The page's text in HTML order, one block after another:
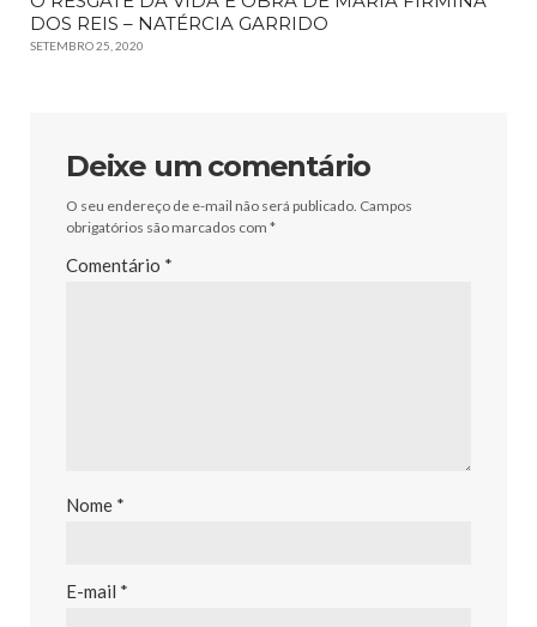
DOS REIS – NATÉRCIA GARRIDO
SETEMBRO 25, 2020
Deixe um comentário
O seu endereço de e-mail não será publicado. Campos
obrigatórios são marcados com *
Comentário *
Nome *
E-mail *